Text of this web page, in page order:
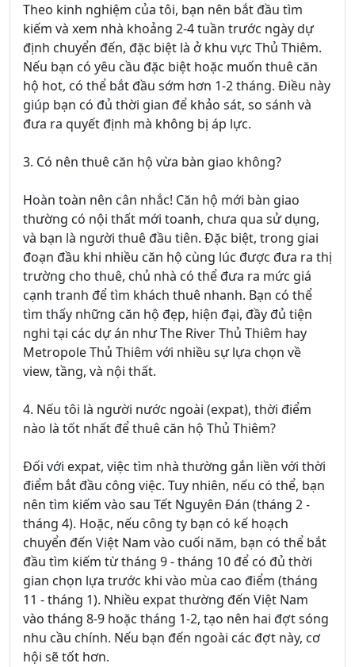
Theo kinh nghiệm của tôi, bạn nên bắt đầu tìm
kiếm và xem nhà khoảng 2-4 tuần trước ngày dự
định chuyển đến, đặc biệt là ở khu vực Thủ Thiêm.
Nếu bạn có yêu cầu đặc biệt hoặc muốn thuê căn
hộ hot, có thể bắt đầu sớm hơn 1-2 tháng. Điều này
giúp bạn có đủ thời gian để khảo sát, so sánh và
đưa ra quyết định mà không bị áp lực.
3. Có nên thuê căn hộ vừa bàn giao không?
Hoàn toàn nên cân nhắc! Căn hộ mới bàn giao
thường có nội thất mới toanh, chưa qua sử dụng,
và bạn là người thuê đầu tiên. Đặc biệt, trong giai
đoạn đầu khi nhiều căn hộ cùng lúc được đưa ra thị
trường cho thuê, chủ nhà có thể đưa ra mức giá
cạnh tranh để tìm khách thuê nhanh. Bạn có thể
tìm thấy những căn hộ đẹp, hiện đại, đầy đủ tiện
nghi tại các dự án như The River Thủ Thiêm hay
Metropole Thủ Thiêm với nhiều sự lựa chọn về
view, tầng, và nội thất.
4. Nếu tôi là người nước ngoài (expat), thời điểm
nào là tốt nhất để thuê căn hộ Thủ Thiêm?
Đối với expat, việc tìm nhà thường gắn liền với thời
điểm bắt đầu công việc. Tuy nhiên, nếu có thể, bạn
nên tìm kiếm vào sau Tết Nguyên Đán (tháng 2 -
tháng 4). Hoặc, nếu công ty bạn có kế hoạch
chuyển đến Việt Nam vào cuối năm, bạn có thể bắt
đầu tìm kiếm từ tháng 9 - tháng 10 để có đủ thời
gian chọn lựa trước khi vào mùa cao điểm (tháng
11 - tháng 1). Nhiều expat thường đến Việt Nam
vào tháng 8-9 hoặc tháng 1-2, tạo nên hai đợt sóng
nhu cầu chính. Nếu bạn đến ngoài các đợt này, cơ
hội sẽ tốt hơn.